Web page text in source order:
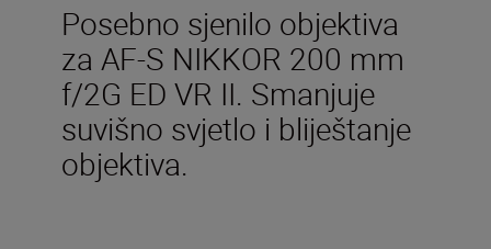
Posebno sjenilo objektiva
za AF-S NIKKOR 200 mm
f/2G ED VR II. Smanjuje
suvišno svjetlo i bliještanje
objektiva.